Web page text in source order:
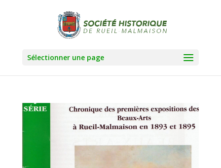
Sélectionner une page